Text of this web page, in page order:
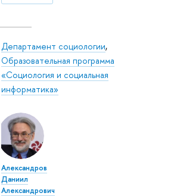
Департамент социологии,
Образовательная программа
«Социология и социальная
информатика»
Александров
Даниил
Александрович